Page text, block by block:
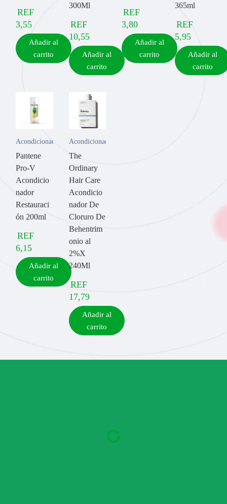
REF
3,55
Añadir al
carrito
300Ml
REF
10,55
Añadir al
carrito
REF
3,80
Añadir al
carrito
365ml
REF
5,95
Añadir al
carrito
Acondicionador
Pantene
Pro-V
Acondicio
nador
Restauraci
ón 200ml
REF
6,15
Añadir al
carrito
Acondicionador
The
Ordinary
Hair Care
Acondicio
nador De
Cloruro De
Behentrim
onio al
2%X
240Ml
REF
17,79
Añadir al
carrito